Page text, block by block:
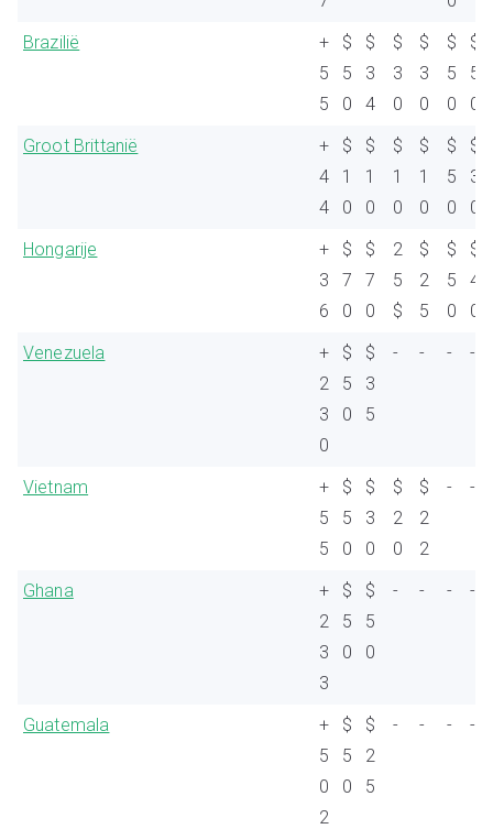
Brazilië
+
5
5
$
5
0
$
3
4
$
3
0
$
3
0
$
5
0
$
5
0
Groot Brittanië
+
4
4
$
1
0
$
1
0
$
1
0
$
1
0
$
5
0
$
3
0
Hongarije
+
3
6
$
7
0
$
7
0
2
5
$
$
2
5
$
5
0
$
4
0
Venezuela
+
2
3
0
$
5
0
$
3
5
- - - -
Vietnam
+
5
5
$
5
0
$
3
0
$
2
0
$
2
2
- -
Ghana
+
2
3
3
$
5
0
$
5
0
- - - -
Guatemala
+
5
0
2
$
5
0
$
2
5
- - - -